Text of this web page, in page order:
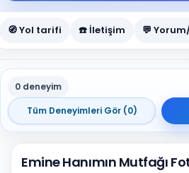
🧭 Yol tarifi ☎️ İletişim 💬
0 deneyim
Tüm Deneyimleri Gör (0)
Emine Hanımın Mutfağı